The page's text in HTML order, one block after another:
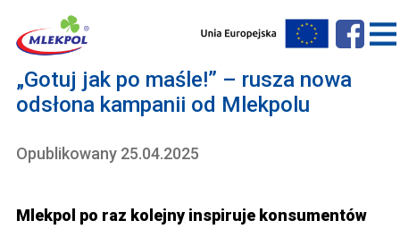
„Gotuj jak po maśle!” – rusza nowa
odsłona kampanii od Mlekpolu
Opublikowany 25.04.2025
Mlekpol po raz kolejny inspiruje konsumentów